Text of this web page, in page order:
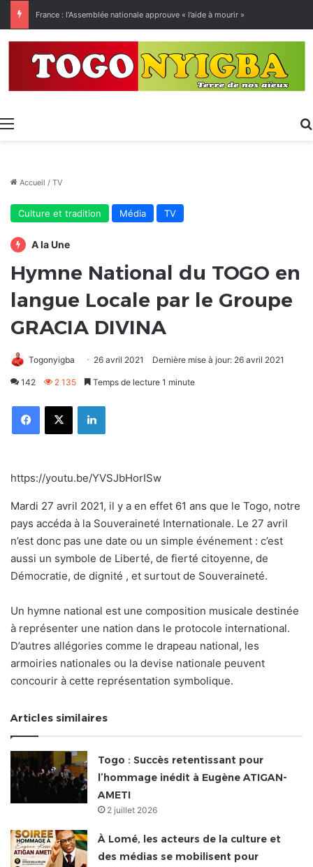
Menu
Accueil / TV
Culture et tradition Média TV
A la Une
Hymne National du TOGO en
langue Locale par le Groupe
GRACIA DIVINA
Togonyigba 26 avril 2021 Dernière mise à jour: 26 avril 2021
142 2 135 Temps de lecture 1 minute
FacebookX Linkedin
https://youtu.be/YVSJbHorISw
Mardi 27 avril 2021, il y a en effet 61 ans que le Togo, notre
pays accéda à la Souveraineté Internationale. Le 27 avril
n’est donc pas une date ou un simple événement : c’est
aussi un symbole de Liberté, de fierté citoyenne, de
Démocratie, de dignité , et surtout de Souveraineté.
Un hymne national est une composition musicale destinée
à représenter une nation dans le protocole international.
D’autres allégories comme le drapeau national, les
armoiries nationales ou la devise nationale peuvent
concourir à cette représentation symbolique.
Articles similaires
Togo : Succès retentissant pour
l’hommage inédit à Eugène ATIGAN-
AMETI
2 juillet 2026
À Lomé, les acteurs de la culture et
des médias se mobilisent pour